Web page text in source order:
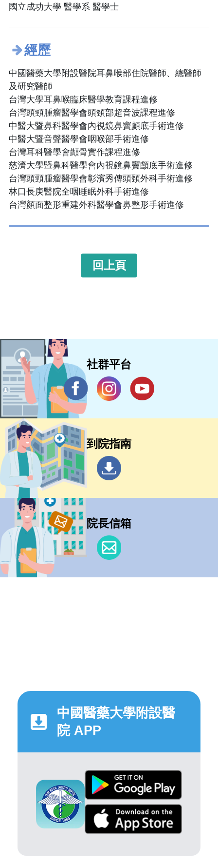
國立成功大學 醫學系 醫學士
經歷
中國醫藥大學附設醫院耳鼻喉部住院醫師、總醫師
及研究醫師
台灣大學耳鼻喉臨床醫學教育課程進修
台灣頭頸腫瘤醫學會頭頸部超音波課程進修
中醫大暨鼻科醫學會內視鏡鼻竇顱底手術進修
中醫大暨音聲醫學會咽喉部手術進修
台灣耳科醫學會顳骨實作課程進修
慈濟大學暨鼻科醫學會內視鏡鼻竇顱底手術進修
台灣頭頸腫瘤醫學會彰濱秀傳頭頸外科手術進修
林口長庚醫院全咽睡眠外科手術進修
台灣顏面整形重建外科醫學會鼻整形手術進修
回上頁
社群平台
到院指南
院長信箱
中國醫藥大學附設醫
院 APP